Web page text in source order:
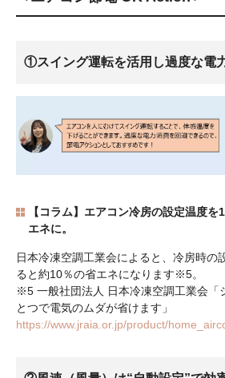
①スイング運転を活用し過度な電
【コラム】エアコン冷房の設定温度
エネに。
日本冷凍空調工業会によると、冷房時
ると約10％の省エネになります※5。
※5 一般社団法人 日本冷凍空調工業会
とつで電気のムダが省けます」
https://www.jraia.or.jp/product/